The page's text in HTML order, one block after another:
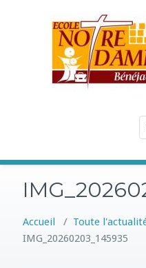
Accueil / Toute
IMG_20260203_145935